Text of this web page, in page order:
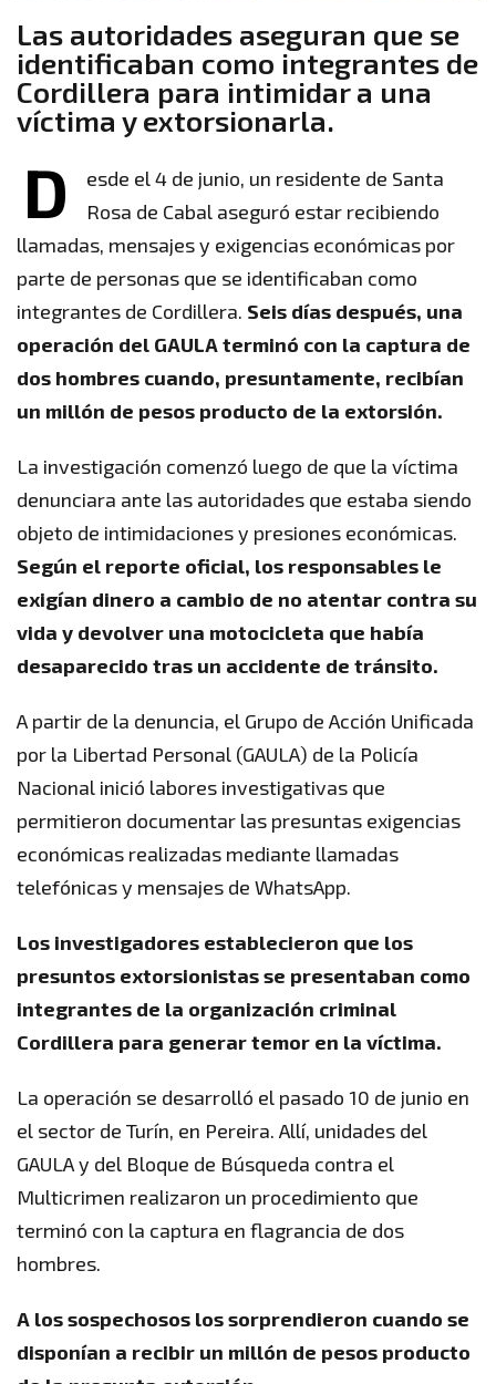
Las autoridades aseguran que se
identificaban como integrantes de
Cordillera para intimidar a una
víctima y extorsionarla.
D
esde el 4 de junio, un residente de Santa
Rosa de Cabal aseguró estar recibiendo
llamadas, mensajes y exigencias económicas por
parte de personas que se identificaban como
integrantes de Cordillera. Seis días después, una
operación del GAULA terminó con la captura de
dos hombres cuando, presuntamente, recibían
un millón de pesos producto de la extorsión.
La investigación comenzó luego de que la víctima
denunciara ante las autoridades que estaba siendo
objeto de intimidaciones y presiones económicas.
Según el reporte oficial, los responsables le
exigían dinero a cambio de no atentar contra su
vida y devolver una motocicleta que había
desaparecido tras un accidente de tránsito.
A partir de la denuncia, el Grupo de Acción Unificada
por la Libertad Personal (GAULA) de la Policía
Nacional inició labores investigativas que
permitieron documentar las presuntas exigencias
económicas realizadas mediante llamadas
telefónicas y mensajes de WhatsApp.
Los investigadores establecieron que los
presuntos extorsionistas se presentaban como
integrantes de la organización criminal
Cordillera para generar temor en la víctima.
La operación se desarrolló el pasado 10 de junio en
el sector de Turín, en Pereira. Allí, unidades del
GAULA y del Bloque de Búsqueda contra el
Multicrimen realizaron un procedimiento que
terminó con la captura en flagrancia de dos
hombres.
A los sospechosos los sorprendieron cuando se
disponían a recibir un millón de pesos producto